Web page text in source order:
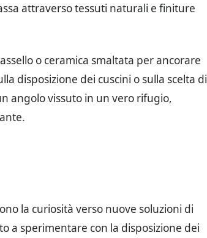
attraverso tessuti naturali e finiture
o ceramica smaltata per ancorare
disposizione dei cuscini o sulla scelta di
angolo vissuto in un vero rifugio,
la curiosità verso nuove soluzioni di
a sperimentare con la disposizione dei